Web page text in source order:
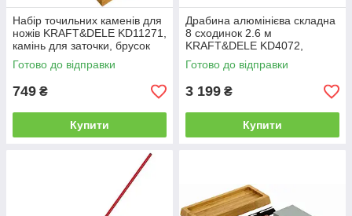
Набір точильних каменів для
ножів KRAFT&DELE KD11271,
камінь для заточки, брусок
Готово до відправки
749 ₴
Купити
Драбина алюмінієва складна
8 сходинок 2.6 м
KRAFT&DELE KD4072,
одностороння, до 150 кг
Готово до відправки
3 199 ₴
Купити